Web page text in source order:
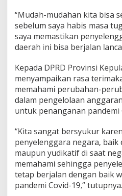
“Mudah-mudahan kita bisa
sebelum saya habis masa
saya memastikan
daerah ini bisa berjalan
Kepada DPRD Provinsi
menyampaikan rasa
memahami perubahan-
dalam pengelolaan
untuk penanganan pandemi
“Kita sangat bersyukur
penyelenggara negara,
maupun yudikatif di saat
memahami sehingga
tetap berjalan dengan baik
pandemi Covid-19,” tutupnya.